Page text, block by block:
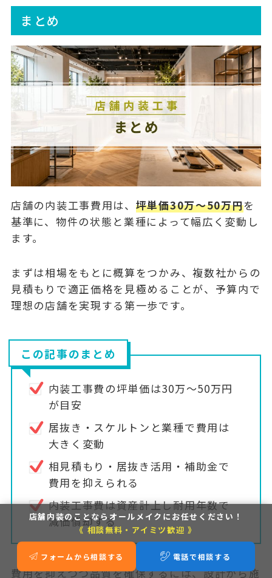
まとめ
店舗の内装工事費用は、 坪単価30万〜50万円を
基準に、物件の状態と業種によって幅広く変動し
ます。
まずは相場をもとに概算をつかみ、複数社からの
見積もりで適正価格を見極めることが、予算内で
理想の店舗を実現する第一歩です。
この記事のまとめ
内装工事費の坪単価は30万〜50万円
が目安
居抜き・スケルトンと業種で費用は
大きく変動
相見積もり・居抜き活用・補助金で
費用を抑えられる
内装工事費は資産計上し耐用年数で
減価償却する
費用を抑えつつ品質を確保するには、設計から施
店舗内装のことならオールメイクにお任せください！
《 相談無料・アイミツ歓迎 》
フォームから相談する 電話で相談する